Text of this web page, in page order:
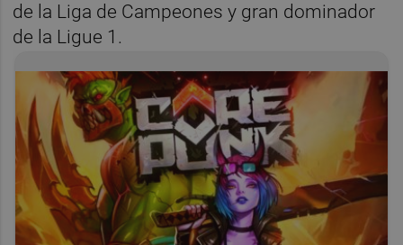
de la Liga de Campeones y gran dominador
de la Ligue 1.